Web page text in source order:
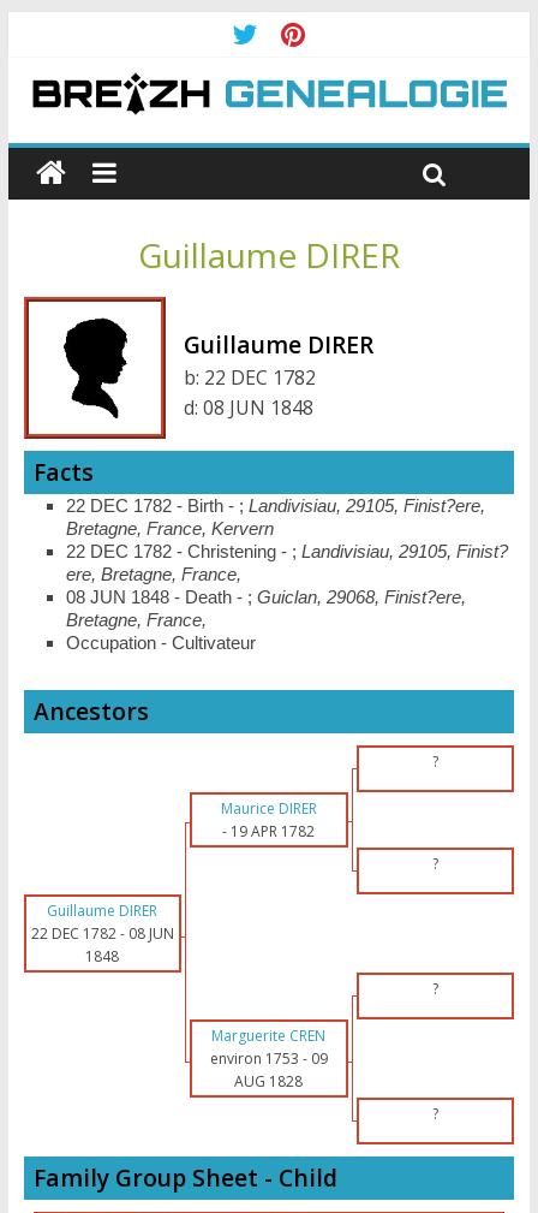
Guillaume DIRER
Guillaume DIRER
b: 22 DEC 1782
d: 08 JUN 1848
Facts
22 DEC 1782 - Birth - ; Landivisiau, 29105, Finist?ere,
Bretagne, France, Kervern
22 DEC 1782 - Christening - ; Landivisiau, 29105, Finist?
ere, Bretagne, France,
08 JUN 1848 - Death - ; Guiclan, 29068, Finist?ere,
Bretagne, France,
Occupation - Cultivateur
Ancestors
?
Maurice DIRER
- 19 APR 1782
?
Guillaume DIRER
22 DEC 1782- 08 JUN
1848
?
Marguerite CREN
environ 1753 - 09
AUG 1828
?
Family Group Sheet - Child